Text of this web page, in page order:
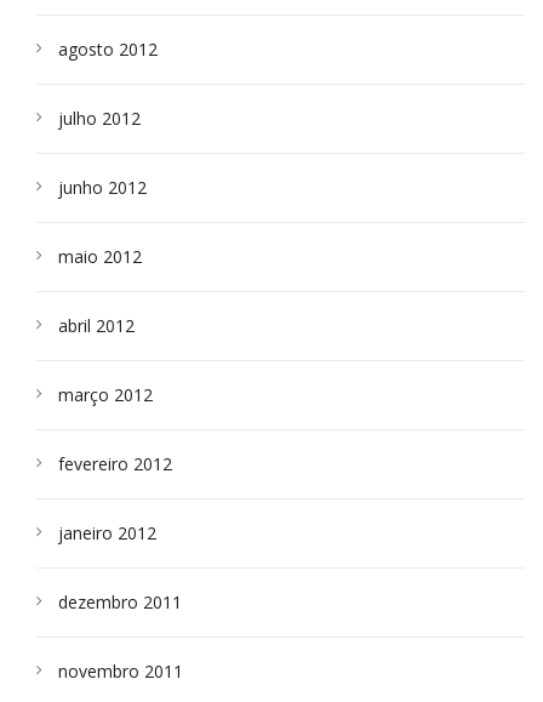
agosto 2012
julho 2012
junho 2012
maio 2012
abril 2012
março 2012
fevereiro 2012
janeiro 2012
dezembro 2011
novembro 2011